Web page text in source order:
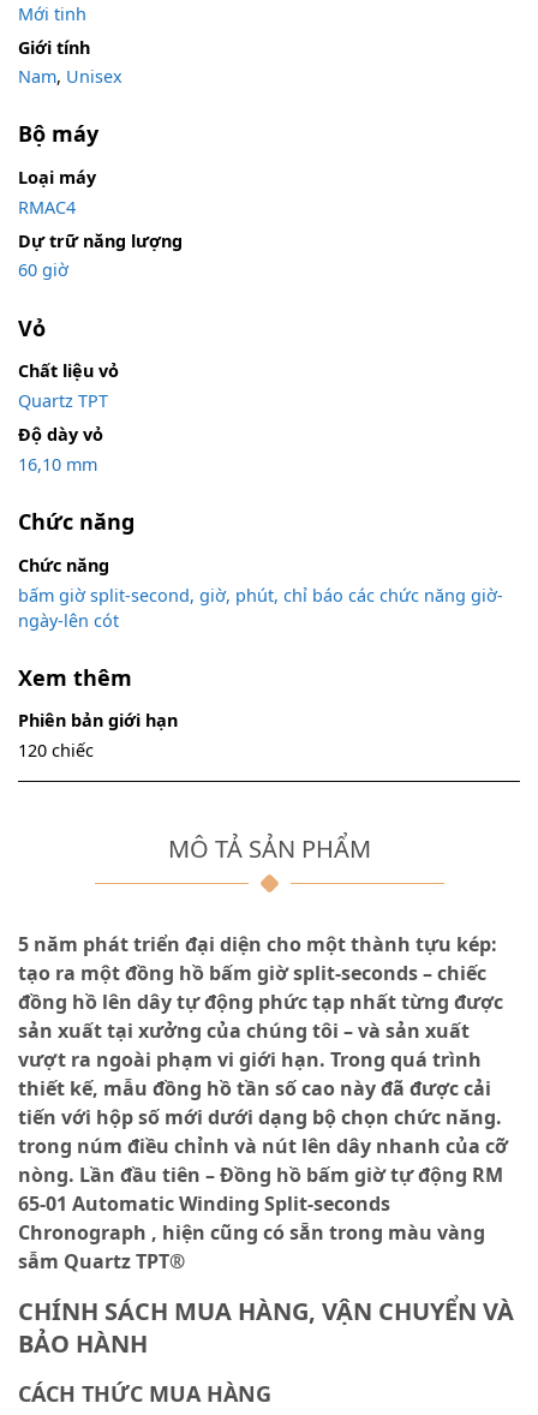
MÔ TẢ SẢN PHẨM
5 năm phát triển đại diện cho một thành tựu kép:
tạo ra một đồng hồ bấm giờ split-seconds – chiếc
đồng hồ lên dây tự động phức tạp nhất từng được
sản xuất tại xưởng của chúng tôi – và sản xuất
vượt ra ngoài phạm vi giới hạn. Trong quá trình
thiết kế, mẫu đồng hồ tần số cao này đã được cải
tiến với hộp số mới dưới dạng bộ chọn chức năng.
trong núm điều chỉnh và nút lên dây nhanh của cỡ
nòng. Lần đầu tiên – Đồng hồ bấm giờ tự động RM
65-01 Automatic Winding Split-seconds
Chronograph , hiện cũng có sẵn trong màu vàng
sẫm Quartz TPT®
CHÍNH SÁCH MUA HÀNG, VẬN CHUYỂN VÀ
BẢO HÀNH
CÁCH THỨC MUA HÀNG
Mới tinh
Giới tính
Nam, Unisex
Bộ máy
Loại máy
RMAC4
Dự trữ năng lượng
60 giờ
Vỏ
Chất liệu vỏ
Quartz TPT
Độ dày vỏ
16,10 mm
Chức năng
Chức năng
bấm giờ split-second, giờ, phút, chỉ báo các chức năng giờ-
ngày-lên cót
Xem thêm
Phiên bản giới hạn
120 chiếc